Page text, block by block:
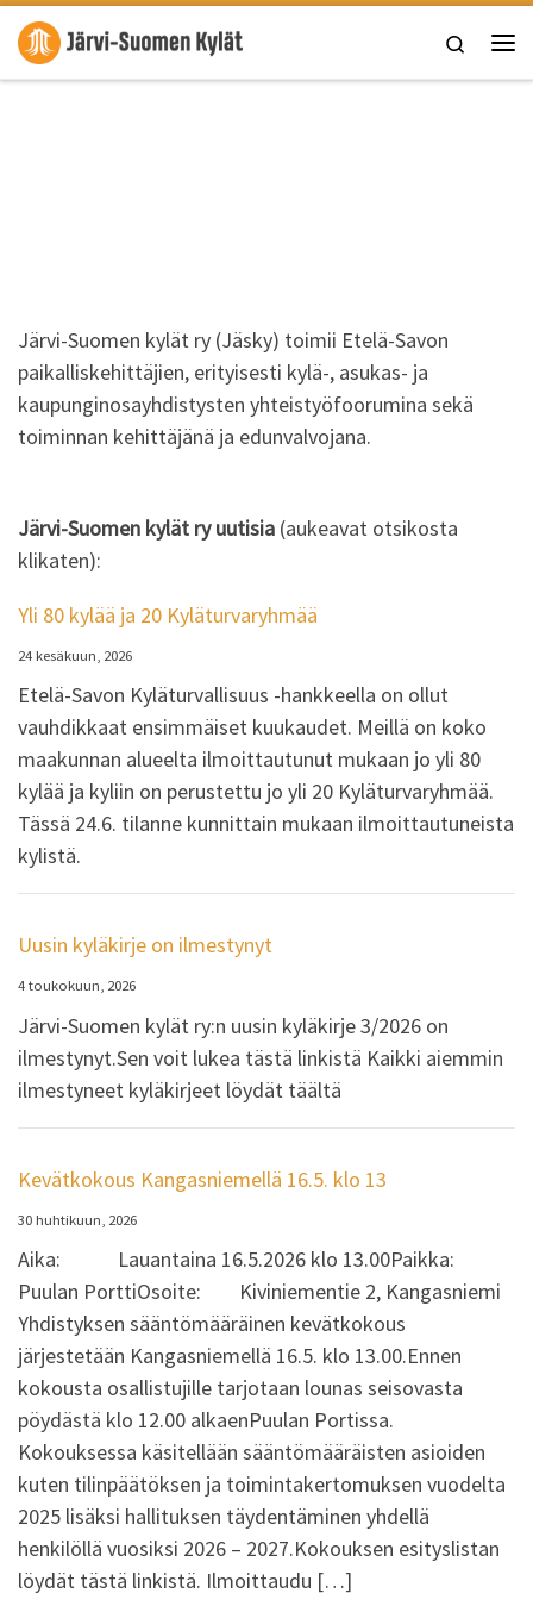
Skip to content
Search
Järvi-Suomen kylät ry (Jäsky) toimii Etelä-Savon
paikalliskehittäjien, erityisesti kylä-, asukas- ja
kaupunginosayhdistysten yhteistyöfoorumina sekä
toiminnan kehittäjänä ja edunvalvojana.
Järvi-Suomen kylät ry uutisia (aukeavat otsikosta
klikaten):
Yli 80 kylää ja 20 Kyläturvaryhmää
24 kesäkuun, 2026
Etelä-Savon Kyläturvallisuus -hankkeella on ollut
vauhdikkaat ensimmäiset kuukaudet. Meillä on koko
maakunnan alueelta ilmoittautunut mukaan jo yli 80
kylää ja kyliin on perustettu jo yli 20 Kyläturvaryhmää.
Tässä 24.6. tilanne kunnittain mukaan ilmoittautuneista
kylistä.
Uusin kyläkirje on ilmestynyt
4 toukokuun, 2026
Järvi-Suomen kylät ry:n uusin kyläkirje 3/2026 on
ilmestynyt.Sen voit lukea tästä linkistä Kaikki aiemmin
ilmestyneet kyläkirjeet löydät täältä
Kevätkokous Kangasniemellä 16.5. klo 13
30 huhtikuun, 2026
Aika: Lauantaina 16.5.2026 klo 13.00Paikka:
Puulan PorttiOsoite: Kiviniementie 2, Kangasniemi
Yhdistyksen sääntömääräinen kevätkokous
järjestetään Kangasniemellä 16.5. klo 13.00.Ennen
kokousta osallistujille tarjotaan lounas seisovasta
pöydästä klo 12.00 alkaenPuulan Portissa.
Kokouksessa käsitellään sääntömääräisten asioiden
kuten tilinpäätöksen ja toimintakertomuksen vuodelta
2025 lisäksi hallituksen täydentäminen yhdellä
henkilöllä vuosiksi 2026 – 2027.Kokouksen esityslistan
löydät tästä linkistä. Ilmoittaudu […]